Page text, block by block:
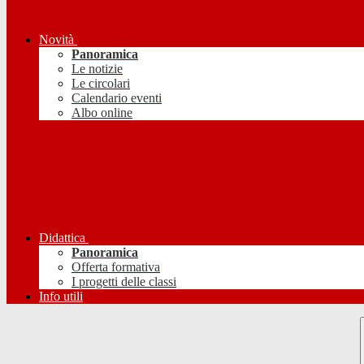
Novità
Panoramica
Le notizie
Le circolari
Calendario eventi
Albo online
Didattica
Panoramica
Offerta formativa
I progetti delle classi
Info utili